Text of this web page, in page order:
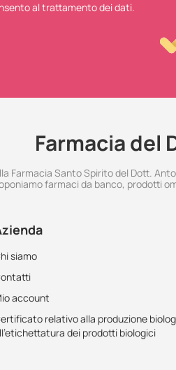
al trattamento dei dati.
Farmacia del
Farmacia Santo Spirito del Dott.
farmaci da banco, prodotti
siamo
account
relativo alla produzione
dei prodotti biologici